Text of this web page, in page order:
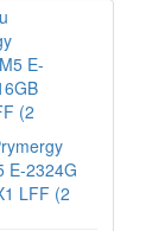
E-2324G
LFF (2